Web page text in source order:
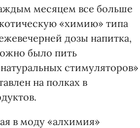
месяцем все больше
«химию» типа
дозы напитка,
было пить
стимуляторов»
на полках в
в моду «алхимия»